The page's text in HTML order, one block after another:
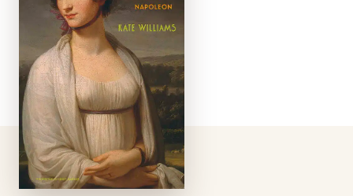
Joséphine beschrijft
de onvoorstelbare
opkomst en nog
ongelooflijker
ondergang van een
vrouw wier energie
en ambitie in haar
tijd slechts werden
overschaduwd door
die van haar man,
Napoleon